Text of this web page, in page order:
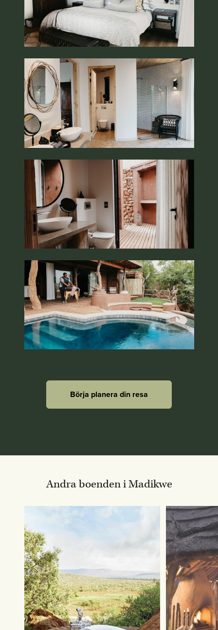
Börja planera din resa
Andra boenden i Madikwe